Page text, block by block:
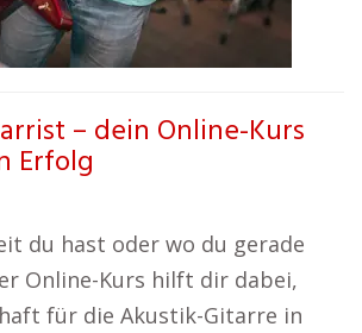
– dein Online-Kurs
Erfolg
du hast oder wo du gerade
Online-Kurs hilft dir dabei,
für die Akustik-Gitarre in